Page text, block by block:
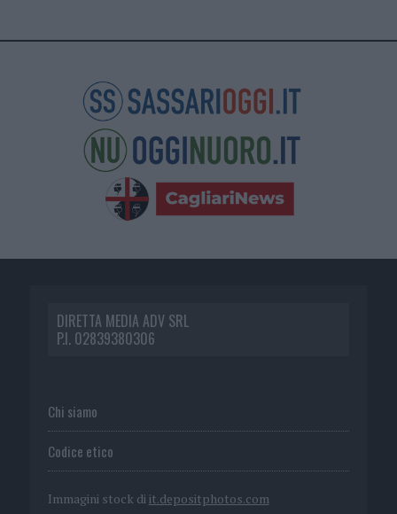
DIRETTA MEDIA ADV SRL
P.I. 02839380306
Chi siamo
Codice etico
Immagini stock di it.depositphotos.com